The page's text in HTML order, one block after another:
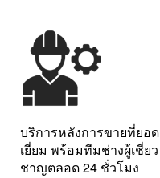
บริการหลังการขายที่ยอด
เยี่ยม พร้อมทีมช่างผู้เชี่ยว
ชาญตลอด 24 ชั่วโมง